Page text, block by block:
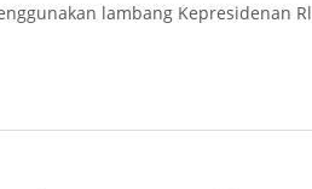
lambang Kepresidenan Rl